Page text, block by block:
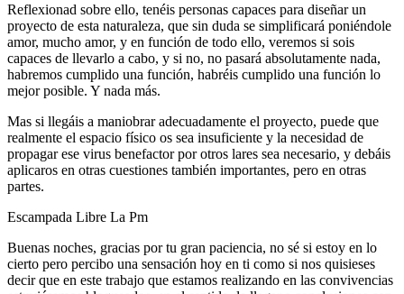
Reflexionad sobre ello, tenéis personas capaces para diseñar un
proyecto de esta naturaleza, que sin duda se simplificará poniéndole
amor, mucho amor, y en función de todo ello, veremos si sois
capaces de llevarlo a cabo, y si no, no pasará absolutamente nada,
habremos cumplido una función, habréis cumplido una función lo
mejor posible. Y nada más.
Mas si llegáis a maniobrar adecuadamente el proyecto, puede que
realmente el espacio físico os sea insuficiente y la necesidad de
propagar ese virus benefactor por otros lares sea necesario, y debáis
aplicaros en otras cuestiones también importantes, pero en otras
partes.
Escampada Libre La Pm
Buenas noches, gracias por tu gran paciencia, no sé si estoy en lo
cierto pero percibo una sensación hoy en ti como si nos quisieses
decir que en este trabajo que estamos realizando en las convivencias